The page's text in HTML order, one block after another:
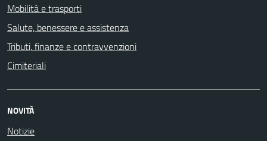
Mobilità e trasporti
Salute, benessere e assistenza
Tributi, finanze e contravvenzioni
Cimiteriali
NOVITÀ
Notizie